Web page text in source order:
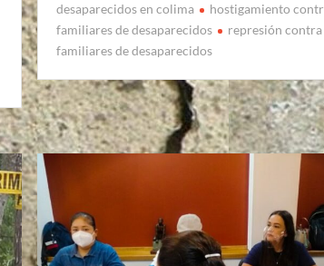
desaparecidos en colima
hostigamiento
familiares de desaparecidos
represión contra
familiares de desaparecidos